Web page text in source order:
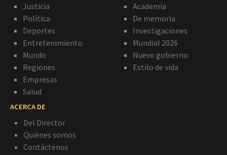
Justicia
Política
Deportes
Entretenimiento
Mundo
Regiones
Empresas
Salud
Academia
De memoria
Investigaciones
Mundial 2026
Nuevo gobierno
Estilo de vida
ACERCA DE
Del Director
Quiénes somos
Contáctenos